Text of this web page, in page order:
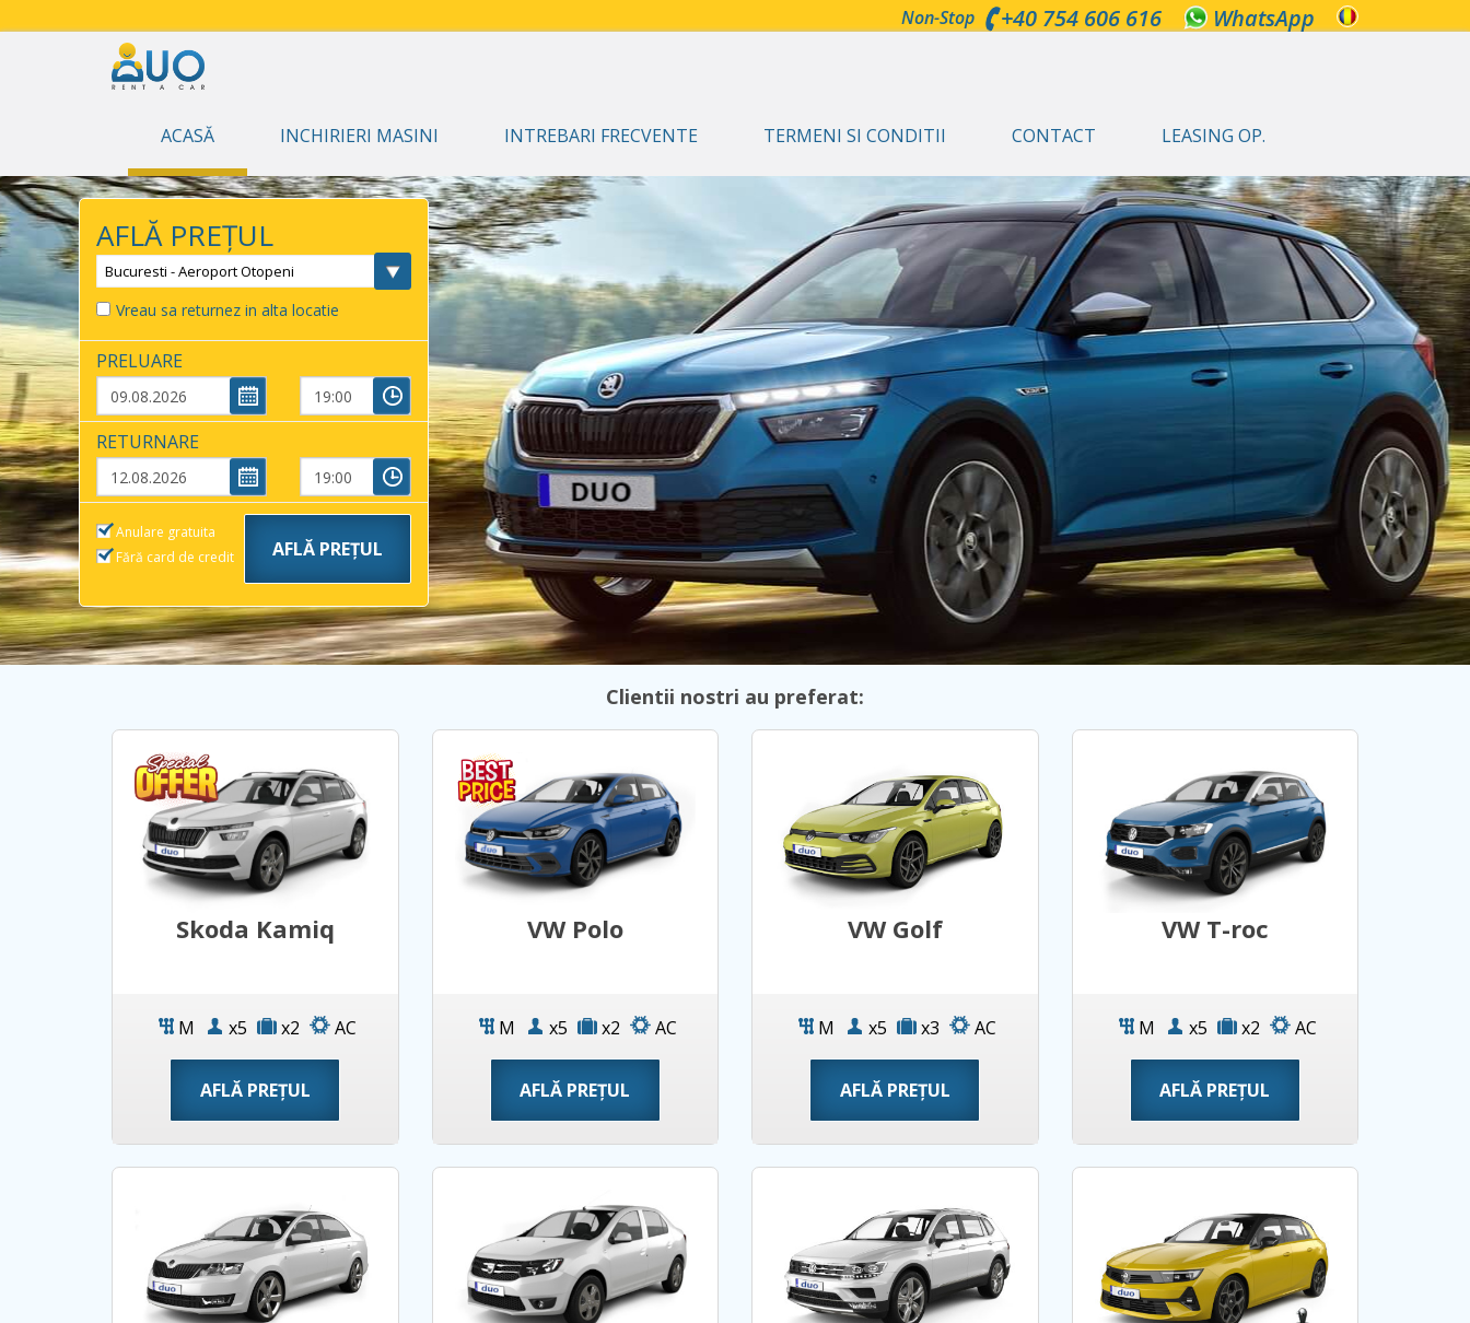
WhatsApp
Non-Stop +40 754 606 616
ACASĂ INCHIRIERI MASINI INTREBARI FRECVENTE TERMENI SI CONDITII CONTACT LEASING OP.
AFLĂ PREȚUL
Bucuresti - Aeroport Otopeni
Vreau sa returnez in alta locatie
PRELUARE
RETURNARE
Anulare gratuita
Fără card de credit
Clientii nostri au preferat:
Skoda Kamiq
M x5 x2 AC
AFLĂ PREȚUL
VW Polo
M x5 x2 AC
AFLĂ PREȚUL
VW Golf
M x5 x3 AC
AFLĂ PREȚUL
VW T-roc
M x5 x2 AC
AFLĂ PREȚUL